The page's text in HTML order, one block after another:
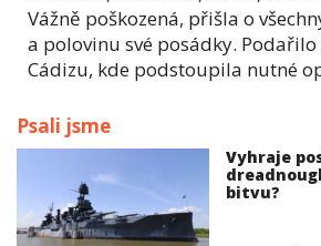
Vážně poškozená, přišla o
a polovinu své posádky.
Cádizu, kde podstoupila nutné
Psali jsme
Vyhraje
bitvu?